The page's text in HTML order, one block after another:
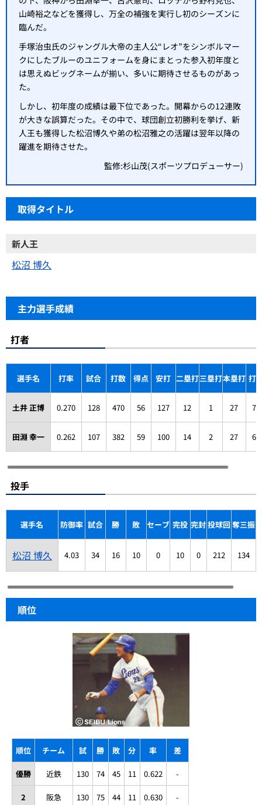
山崎裕之などを獲得し、万全の補強を実行し初のシーズンに
臨んだ。
手塚治虫氏のジャングル大帝の主人公“レオ”をシンボルマー
クにしたブルーのユニフォームを身にまとった参入初年度と
は思えぬビッグネームが揃い、多いに期待させるものがあっ
た。
しかし、初年度の成績は最下位であった。開幕からの12連敗
が大きな誤算だった。その中で、球団創立初勝利を挙げ、新
人王も獲得した松沼博久や弟の松沼雅之の活躍は翌年以降の
躍進を期待させた。
監修:杉山茂(スポーツプロデューサー)
取得タイトル
新人王
松沼 博久
主力選手成績
打者
選手名 打率 試合 打数 得点 安打 二塁打三塁打本塁打 打
土井 正博 0.270 128 470 56 127 12 1 27 70
田淵 幸一 0.262 107 382 59 100 14 2 27 69
投手
選手名 防御率 試合 勝 敗 セーブ 完投 完封投球回奪三振
松沼 博久 4.03 34 16 10 0 10 0 212 134
順位
順位 チーム 試 勝 敗 分 率 差
優勝 近鉄 130 74 45 11 0.622 -
2 阪急 130 75 44 11 0.630 -